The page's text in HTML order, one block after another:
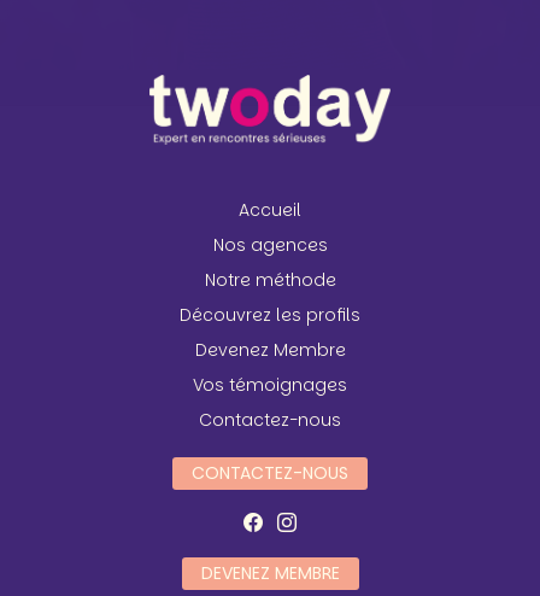
Accueil
Nos agences
Notre méthode
Découvrez les profils
Devenez Membre
Vos témoignages
Contactez-nous
CONTACTEZ-NOUS
DEVENEZ MEMBRE